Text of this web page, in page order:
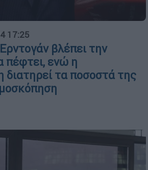
17:25
βλέπει την
πέφτει, ενώ η
διατηρεί τα ποσοστά της